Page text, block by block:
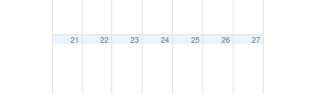
21 22 23 24 25 26 27